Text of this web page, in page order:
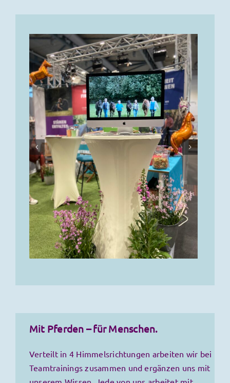
Mit Pferden – für Menschen.
Verteilt in 4 Himmelsrichtungen arbeiten wir bei
Teamtrainings zusammen und ergänzen uns mit